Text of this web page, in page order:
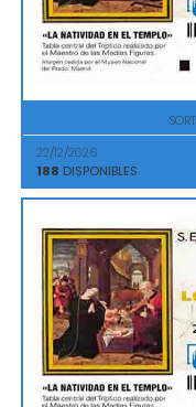
22/12/2026
188 DISPONIBLES